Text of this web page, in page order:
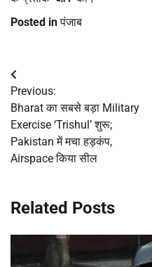
Posted inपंजाब
Post
navigation
Previous:
Bharat का सबसे बड़ा Military
Exercise ‘Trishul’ शुरू;
Pakistan में मचा हड़कंप,
Airspace किया सील
Related Posts